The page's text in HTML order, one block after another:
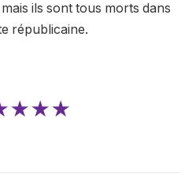
ils sont tous morts dans
républicaine.